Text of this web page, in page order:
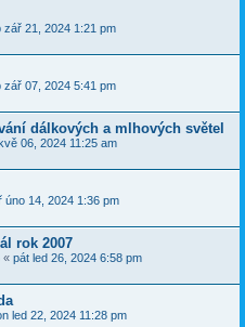
zář 21, 2024 1:21 pm
zář 07, 2024 5:41 pm
dálkových a mlhových světel
06, 2024 11:25 am
úno 14, 2024 1:36 pm
rok 2007
« pát led 26, 2024 6:58 pm
led 22, 2024 11:28 pm